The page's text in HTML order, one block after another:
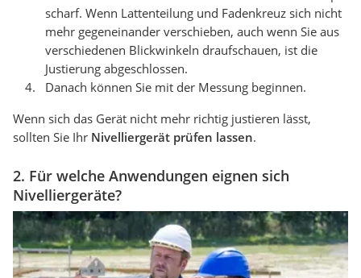
scharf. Wenn Lattenteilung und Fadenkreuz sich nicht
mehr gegeneinander verschieben, auch wenn Sie aus
verschiedenen Blickwinkeln draufschauen, ist die
Justierung abgeschlossen.
Danach können Sie mit der Messung beginnen.
Wenn sich das Gerät nicht mehr richtig justieren lässt,
sollten Sie Ihr Nivelliergerät prüfen lassen.
2. Für welche Anwendungen eignen sich
Nivelliergeräte?